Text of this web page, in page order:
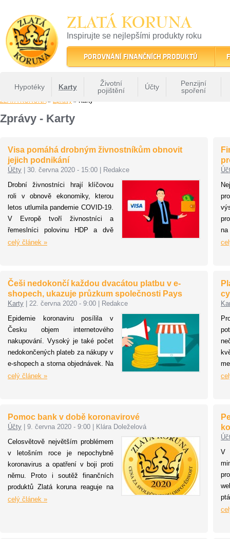
ZLATÁ KORUNA
Inspirujte se nejlepšími produkty roku
22 let tradice a kvality na finančním trhu
POROVNÁNÍ FINANČNÍCH PRODUKTŮ
Hypotéky Karty
Životní
pojištění
Účty
Penzijní
spoření
ZLATÁ KORUNA» Zprávy » Karty
Zprávy - Karty
Visa pomáhá drobným živnostníkům obnovit
jejich podnikání
Účty 30. června 2020 - 15:00
Redakce
Drobní živnostníci hrají klíčovou
roli v obnově ekonomiky, kterou
letos utlumila pandemie COVID-19.
V Evropě tvoří živnostníci a
řemeslníci polovinu HDP a dvě
třetiny celkové zaměstnanosti.
maloobchodní prodej zasáhla
vůbec nejvíce, jak ukázaly
nedávné studie. 43 procent
drobných živnostníků má dostatek
financí pouze na půl roku.
Společnost Visa se proto zavázala
pomoci 50 milionům malých a
středních podniků po celém světě,
aby se mohly po pandemii vrátit ke
celý článek »
Češi nedokončí každou dvacátou platbu v e-
shopech, ukazuje průzkum společnosti Pays
Karty 22. června 2020 - 9:00
Redakce
Epidemie koronaviru posílila v
Česku objem internetového
nakupování. Vysoký je také počet
nedokončených plateb za nákupy v
e-shopech a storna objednávek. Na
první pokus je v průměru každá
finanční ztráty a zákazníkům zase
komplikuje nakupování. Za
nedokončenými platbami za
objednané zboží stojí podle expertů
řada faktorů. Mezi hlavní patří
nedokonalý systém konvenčních
platebních bran, dále nezkušenost
s platební kartou nebo technický
celý článek »
i
Pomoc bank v době koronavirové
Účty 9. června 2020 - 9:00
Klára Doleželová
Celosvětově největším problémem
v letošním roce je nepochybně
koronavirus a opatření v boji proti
němu. Proto i soutěž finančních
produktů Zlatá koruna reaguje na
tuto situaci. Ocenění v kategorii
celý článek »
V